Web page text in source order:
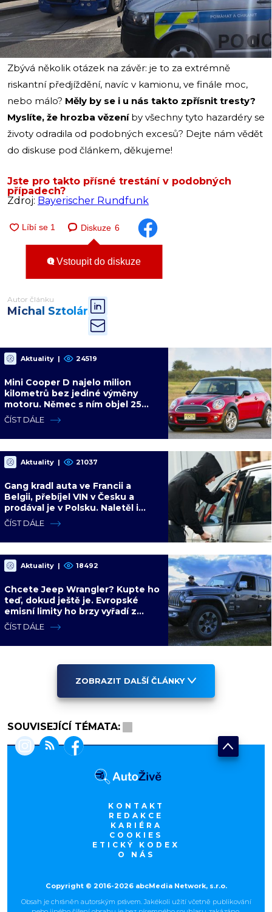
i
Zbývá několik otázek na závěr: je to za extrémně
riskantní předjíždění, navíc v kamionu, ve finále moc,
nebo málo? Měly by se i u nás takto zpřísnit tresty?
Myslíte, že hrozba vězeníby všechny tyto hazardéry se
životy odradila od podobných excesů? Dejte nám vědět
do diskuse pod článkem, děkujeme!
Jste pro takto přísné trestání v podobných
případech?
Zdroj: Bayerischer Rundfunk
Diskuze 6
Vstoupit do diskuze
Autor článku
Michal Sztolár
Aktuality | 24519
Mini Cooper D najelo milion
kilometrů bez jediné výměny
motoru. Němec s ním objel 25
zemí a míří na další milion
ČÍST DÁLE
Aktuality | 21037
Gang kradl auta ve Francii a
Belgii, přebíjel VIN v Česku a
prodával je v Polsku. Naletěl i
polský vicepremiér
ČÍST DÁLE
Aktuality | 18492
Chcete Jeep Wrangler? Kupte ho
teď, dokud ještě je. Evropské
emisní limity ho brzy vyřadí z
nabídky nadobro
ČÍST DÁLE
ZOBRAZIT DALŠÍ ČLÁNKY
SOUVISEJÍCÍ TÉMATA:
KONTAKT
REDAKCE
KARIÉRA
COOKIES
ETICKÝ KODEX
O NÁS
Copyright © 2016-2026 abcMedia Network, s.r.o.
Obsah je chráněn autorským právem. Jakékoli užití včetně publikování